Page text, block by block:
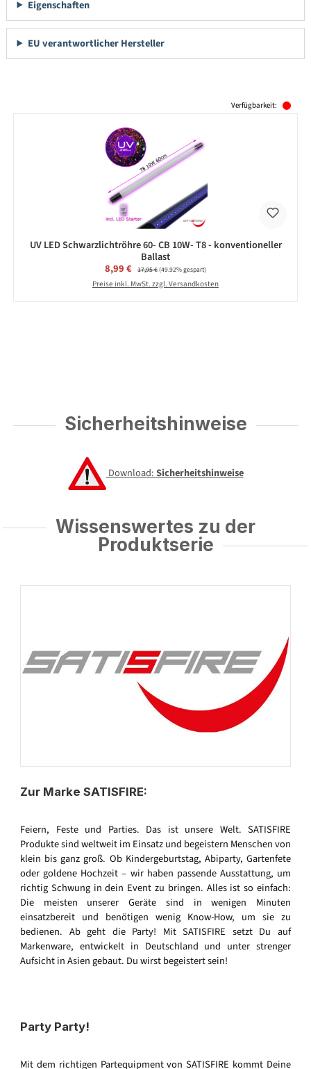
Eigenschaften
EU verantwortlicher Hersteller
Verfügbarkeit:
UV LED Schwarzlichtröhre 60- CB 10W- T8 - konventioneller
Ballast
Verkaufspreis:
8,99 € Regulärer Preis:
17,95 €(49.92% gespart)
Preise inkl. MwSt. zzgl. Versandkosten
Sicherheitshinweise
Download:Sicherheitshinweise
Wissenswertes zu der
Produktserie
Zur Marke SATISFIRE:
Feiern, Feste und Parties. Das ist unsere Welt. SATISFIRE
Produkte sind weltweit im Einsatz und begeistern Menschen von
klein bis ganz groß. Ob Kindergeburtstag, Abiparty, Gartenfete
oder goldene Hochzeit – wir haben passende Ausstattung, um
richtig Schwung in dein Event zu bringen. Alles ist so einfach:
Die meisten unserer Geräte sind in wenigen Minuten
einsatzbereit und benötigen wenig Know-How, um sie zu
bedienen. Ab geht die Party! Mit SATISFIRE setzt Du auf
Markenware, entwickelt in Deutschland und unter strenger
Aufsicht in Asien gebaut. Du wirst begeistert sein!
Party Party!
Mit dem richtigen Partequipment von SATISFIRE kommt Deine